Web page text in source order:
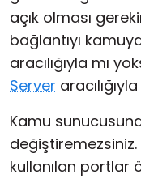
açık olması
bağlantıyı
aracılığıyla mı
Server
Kamu
değiştiremezsiniz.
kullanılan portlar